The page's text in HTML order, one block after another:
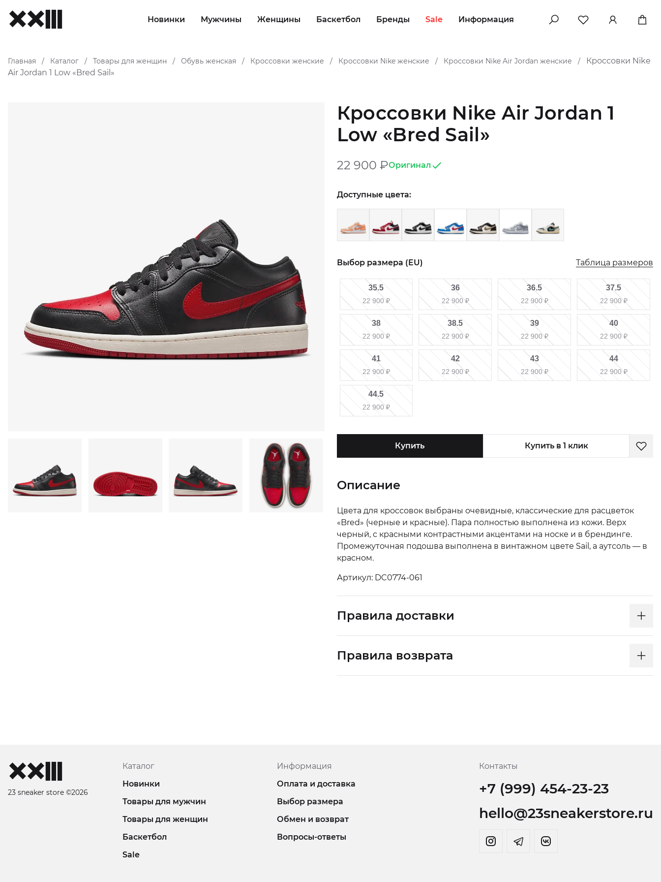
Новинки Мужчины Женщины Баскетбол Бренды Sale Информация
Главная / Каталог / Товары для женщин / Обувь женская / Кроссовки женские / Кроссовки Nike женские / Кроссовки Nike Air Jordan женские /
Кроссовки Nike
Air Jordan 1 Low «Bred Sail»
Кроссовки Nike Air Jordan 1
Low «Bred Sail»
22 900 ₽Оригинал
Доступные цвета:
Выбор размера (EU) Таблица размеров
35.5
22 900₽
36
22 900₽
36.5
22 900₽
37.5
22 900₽
38
22 900₽
38.5
22 900₽
39
22 900₽
40
22 900₽
41
22 900₽
42
22 900₽
43
22 900₽
44
22 900₽
44.5
22 900₽
Купить Купить в 1 клик
Описание
Цвета для кроссовок выбраны очевидные, классические для расцветок
«Bred» (черные и красные). Пара полностью выполнена из кожи. Верх
черный, с красными контрастными акцентами на носке и в брендинге.
Промежуточная подошва выполнена в винтажном цвете Sail, а аутсоль — в
красном.
Артикул: DC0774-061
Правила доставки
Правила возврата
23 sneaker store ©2026
Каталог
Новинки
Товары для мужчин
Товары для женщин
Баскетбол
Sale
Информация
Оплата и доставка
Выбор размера
Обмен и возврат
Вопросы-ответы
Контакты
+7 (999) 454-23-23
hello@23sneakerstore.ru